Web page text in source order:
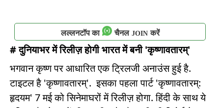
लल्लनटॉप का चैनल JOIN करें
# दुनियाभर में रिलीज़ होगी भारत में बनी 'कृष्णावतारम्'
भगवान कृष्ण पर आधारित एक ट्रिलजी अनाउंस हुई है.
टाइटल है 'कृष्णावतारम्'. इसका पहला पार्ट 'कृष्णावतारम्:
हृदयम' 7 मई को सिनेमाघरों में रिलीज़ होगा. हिंदी के साथ ये